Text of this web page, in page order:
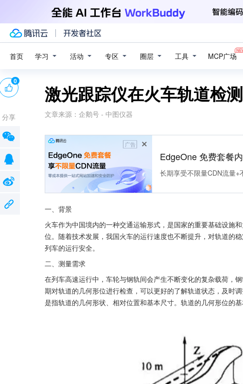
首页 学习 活动 专区 圈层 工具 MCP广场
激光跟踪仪在火车轨道检
文章来源： 企鹅号 - 中图仪器
广告
EdgeOne 免费套餐
长期享受不限量CDN流量+
一、背景
火车作为中国境内的一种交通运输形式，是国家的重要基础设施
位。随着技术发展，我国火车的运行速度也不断提升，对轨道的
列车的运行安全。
二、测量需求
在列车高速运行中，车轮与钢轨间会产生不断变化的复杂载荷，
期对轨道的几何形位进行检查，可以更好的了解轨道状态，及时
是指轨道的几何形状、相对位置和基本尺寸。轨道的几何形位的
0
分享